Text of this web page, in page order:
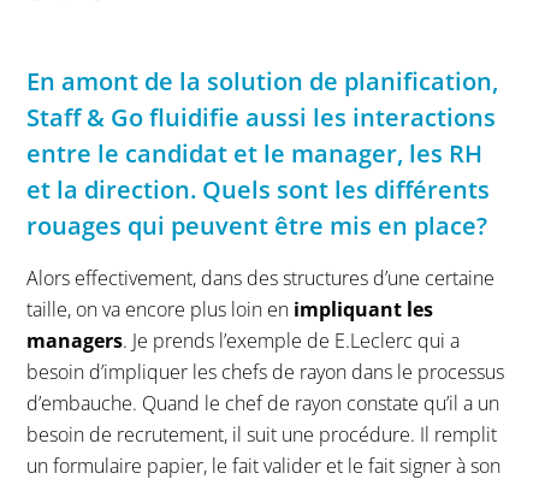
En amont de la solution de planification,
Staff & Go fluidifie aussi les interactions
entre le candidat et le manager, les RH
et la direction. Quels sont les différents
rouages qui peuvent être mis en place?
Alors effectivement, dans des structures d’une certaine
taille, on va encore plus loin en impliquant les
managers. Je prends l’exemple de E.Leclerc qui a
besoin d’impliquer les chefs de rayon dans le processus
d’embauche. Quand le chef de rayon constate qu’il a un
besoin de recrutement, il suit une procédure. Il remplit
un formulaire papier, le fait valider et le fait signer à son